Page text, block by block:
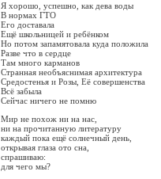
Я хорошо, успешно, как дева воды
В нормах ГТО
Его доставала
Ещё школьницей и ребёнком
Но потом запамятовала куда положила
Разве что в сердце
Там много карманов
Странная необъяснимая архитектура
Средостенья и Розы, Её совершенства
Всё забыла
Сейчас ничего не помню
Мир не похож ни на нас,
ни на прочитанную литературу
каждый пока ещё солнечный день,
открывая глаза ото сна,
спрашиваю:
для чего мы?